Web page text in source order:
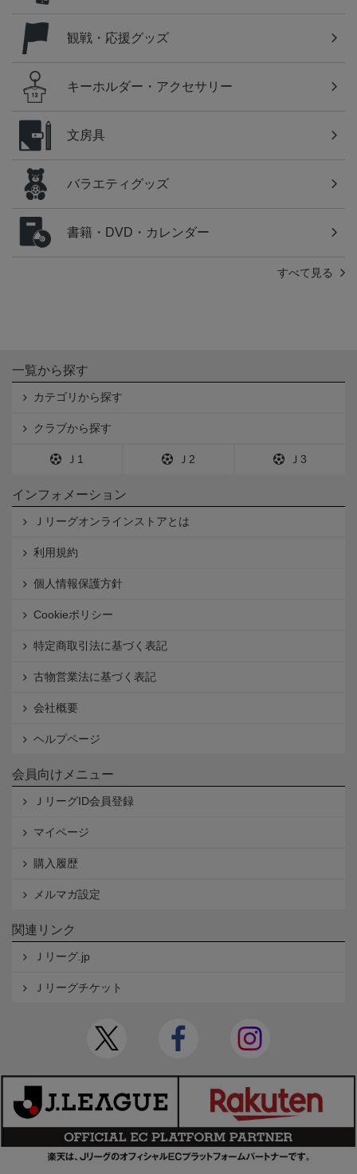
観戦・応援グッズ
キーホルダー・アクセサリー
文房具
バラエティグッズ
書籍・DVD・カレンダー
すべて見る
一覧から探す
カテゴリから探す
クラブから探す
Ｊ1 Ｊ2 Ｊ3
インフォメーション
Ｊリーグオンラインストアとは
利用規約
個人情報保護方針
Cookieポリシー
特定商取引法に基づく表記
古物営業法に基づく表記
会社概要
ヘルプページ
会員向けメニュー
ＪリーグID会員登録
マイページ
購入履歴
メルマガ設定
関連リンク
Ｊリーグ.jp
Ｊリーグチケット